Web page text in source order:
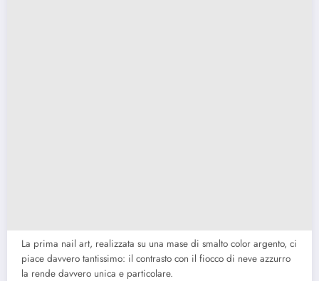
La prima nail art, realizzata su una mase di smalto color argento, ci
piace davvero tantissimo: il contrasto con il fiocco di neve azzurro
la rende davvero unica e particolare.